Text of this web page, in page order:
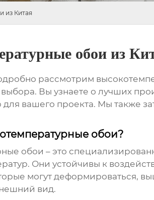
из Китая
обои из
рассмотрим
Вы узнаете о лучших
вашего проекта. Мы также
обои?
обои – это
Они устойчивы к
могут деформироваться,
вид.